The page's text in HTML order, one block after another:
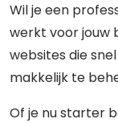
Wil je een
werkt voor jouw
websites die
makkelijk te
Of je nu starter